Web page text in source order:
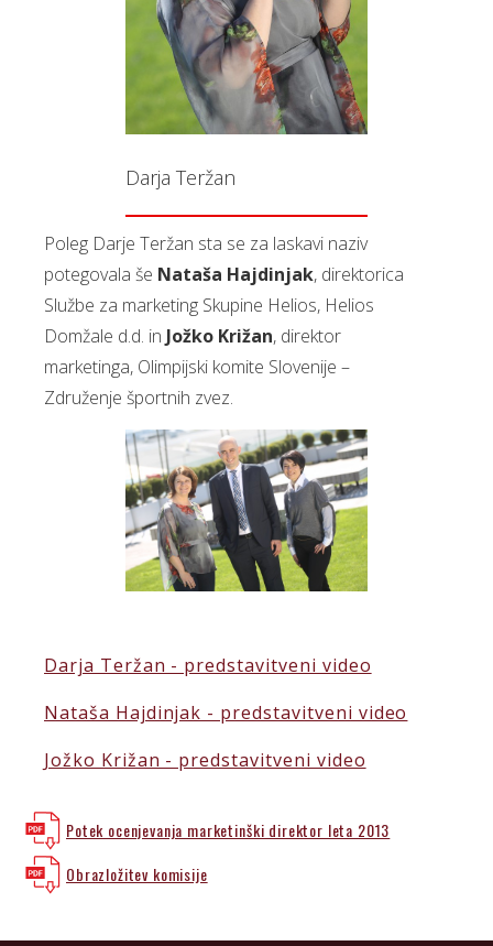
Darja Teržan
Poleg Darje Teržan sta se za laskavi naziv
potegovala še Nataša Hajdinjak, direktorica
Službe za marketing Skupine Helios, Helios
Domžale d.d. in Jožko Križan, direktor
marketinga, Olimpijski komite Slovenije –
Združenje športnih zvez.
Darja Teržan - predstavitveni video
Nataša Hajdinjak - predstavitveni video
Jožko Križan - predstavitveni video
Potek ocenjevanja marketinški direktor leta 2013
Obrazložitev komisije